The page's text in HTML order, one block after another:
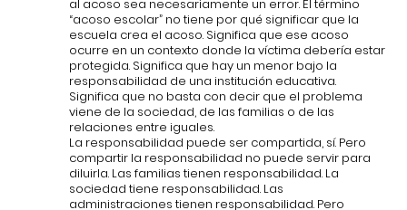
al acoso sea necesariamente un error. El término
“acoso escolar” no tiene por qué significar que la
escuela crea el acoso. Significa que ese acoso
ocurre en un contexto donde la víctima debería estar
protegida. Significa que hay un menor bajo la
responsabilidad de una institución educativa.
Significa que no basta con decir que el problema
viene de la sociedad, de las familias o de las
relaciones entre iguales.
La responsabilidad puede ser compartida, sí. Pero
compartir la responsabilidad no puede servir para
diluirla. Las familias tienen responsabilidad. La
sociedad tiene responsabilidad. Las
administraciones tienen responsabilidad. Pero